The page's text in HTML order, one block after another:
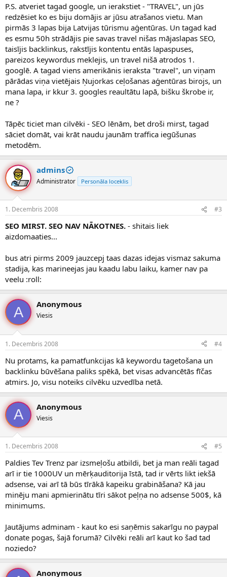
P.S. atveriet tagad google, un ierakstiet - "TRAVEL", un jūs
redzēsiet ko es biju domājis ar jūsu atrašanos vietu. Man
pirmās 3 lapas bija Latvijas tūrismu aģentūras. Un tagad kad
es esmu 50h strādājis pie savas travel nišas mājaslapas SEO,
taisījis backlinkus, rakstījis kontentu entās lapaspuses,
pareizos keywordus meklejis, un travel nišā atrodos 1.
googlē. A tagad viens amerikānis ieraksta "travel", un viņam
pārādas viņa vietējais Ņujorkas ceļošanas aģentūras birojs, un
mana lapa, ir kkur 3. googles reaultātu lapā, bišku škrobe ir,
ne ?
Tāpēc ticiet man cilvēki - SEO lēnām, bet droši mirst, tagad
sāciet domāt, vai krāt naudu jaunām traffica iegūšunas
metodēm.
admins
Administrator Personāla loceklis
1. Decembris 2008 #3
SEO MIRST. SEO NAV NĀKOTNES. - shitais liek
aizdomaaties...
bus atri pirms 2009 jauzcepj taas dazas idejas vismaz sakuma
stadija, kas marineejas jau kaadu labu laiku, kamer nav pa
veelu :roll:
A Anonymous
Viesis
1. Decembris 2008 #4
Nu protams, ka pamatfunkcijas kā keywordu tagetošana un
backlinku būvēšana paliks spēkā, bet visas advancētās fīčas
atmirs. Jo, visu noteiks cilvēku uzvedība netā.
A Anonymous
Viesis
1. Decembris 2008 #5
Paldies Tev Trenz par izsmeļošu atbildi, bet ja man reāli tagad
arī ir tie 1000UV un mērķauditorija īstā, tad ir vērts likt iekšā
adsense, vai arī tā būs tīrākā kapeiku grabināšana? Kā jau
minēju mani apmierinātu tīri sākot peļņa no adsense 500$, kā
minimums.
Jautājums adminam - kaut ko esi saņēmis sakarīgu no paypal
donate pogas, šajā forumā? Cilvēki reāli arī kaut ko šad tad
noziedo?
Anonymous